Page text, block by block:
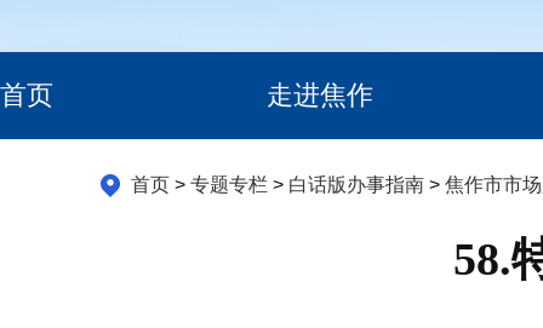
首页 走进焦作
首页> 专题专栏 > 白话版办事指南> 焦作市市
58.